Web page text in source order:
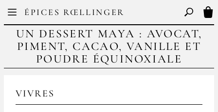
ÉPICES RŒLLINGER
FR EN Basculer
UN DESSERT MAYA : AVOCAT,
PIMENT, CACAO, VANILLE ET
POUDRE ÉQUINOXIALE
VIVRES